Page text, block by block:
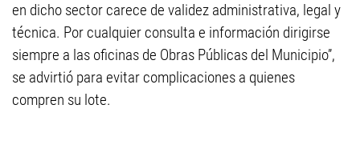
en dicho sector carece de validez administrativa, legal y
técnica. Por cualquier consulta e información dirigirse
siempre a las oficinas de Obras Públicas del Municipio”,
se advirtió para evitar complicaciones a quienes
compren su lote.